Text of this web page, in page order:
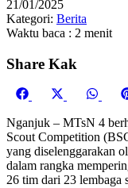
21/01/2025
Kategori: Berita
Waktu baca : 2 menit
Share Kak
Share
Facebook
Share
X
(Twitter)
Nganjuk – MTsN 4
Scout Competition
yang diselenggarakan
dalam rangka
26 tim dari 23 lembaga